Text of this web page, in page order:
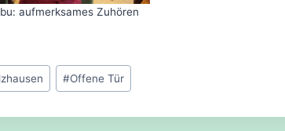
aufmerksames Zuhören
#Offene Tür